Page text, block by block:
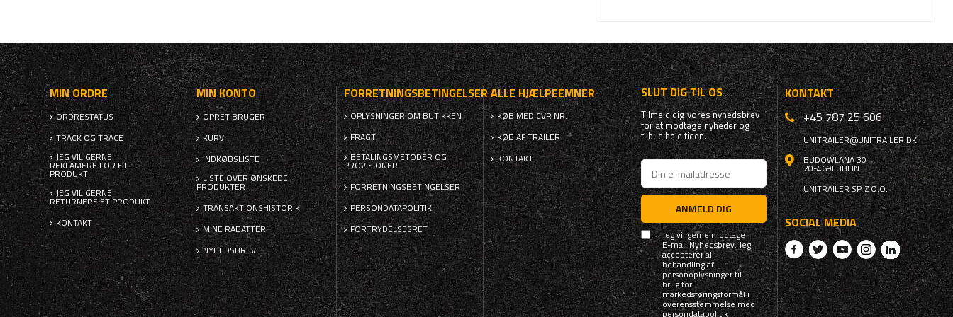
MIN ORDRE
ORDRESTATUS
TRACK OG TRACE
JEG VIL GERNE
REKLAMERE FOR ET
PRODUKT
JEG VIL GERNE
RETURNERE ET PRODUKT
KONTAKT
MIN KONTO
OPRET BRUGER
KURV
INDKØBSLISTE
LISTE OVER ØNSKEDE
PRODUKTER
TRANSAKTIONSHISTORIK
MINE RABATTER
NYHEDSBREV
FORRETNINGSBETINGELSER
OPLYSNINGER OM BUTIKKEN
FRAGT
BETALINGSMETODER OG
PROVISIONER
FORRETNINGSBETINGELSER
PERSONDATAPOLITIK
FORTRYDELSESRET
ALLE HJÆLPEEMNER
KØB MED CVR NR.
KØB AF TRAILER
KONTAKT
SLUT DIG TIL OS
Tilmeld dig vores nyhedsbrev
for at modtage nyheder og
tilbud hele tiden.
ANMELD DIG
Jeg vil gerne modtage
E-mail Nyhedsbrev. Jeg
accepterer al
behandling af
personoplysninger til
brug for
markedsføringsformål i
overensstemmelse med
persondatapolitik
KONTAKT
+45 787 25 606
UNITRAILER@UNITRAILER.DK
BUDOWLANA 30
20-469LUBLIN
UNITRAILER SP. Z O.O.
SOCIAL MEDIA